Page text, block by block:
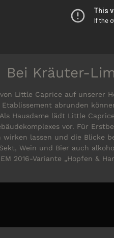
Bei Kräuter-
Little Caprice auf unserer
abrunden
Hausdame lädt Little
vor. Für
wirken lassen und die Blicke
Wein und Bier auch
2016-Variante „Hopfen &